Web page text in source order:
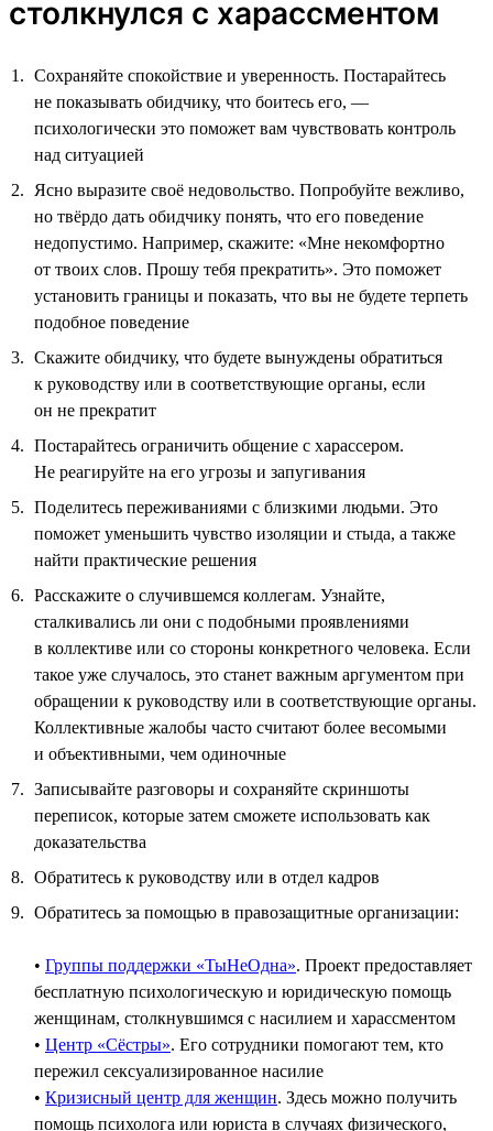
столкнулся с харассментом
Сохраняйте спокойствие и уверенность. Постарайтесь
не показывать обидчику, что боитесь его, —
психологически это поможет вам чувствовать контроль
над ситуацией
Ясно выразите своё недовольство. Попробуйте вежливо,
но твёрдо дать обидчику понять, что его поведение
недопустимо. Например, скажите: «Мне некомфортно
от твоих слов. Прошу тебя прекратить». Это поможет
установить границы и показать, что вы не будете терпеть
подобное поведение
Скажите обидчику, что будете вынуждены обратиться
к руководству или в соответствующие органы, если
он не прекратит
Постарайтесь ограничить общение с харассером.
Не реагируйте на его угрозы и запугивания
Поделитесь переживаниями с близкими людьми. Это
поможет уменьшить чувство изоляции и стыда, а также
найти практические решения
Расскажите о случившемся коллегам. Узнайте,
сталкивались ли они с подобными проявлениями
в коллективе или со стороны конкретного человека. Если
такое уже случалось, это станет важным аргументом при
обращении к руководству или в соответствующие органы.
Коллективные жалобы часто считают более весомыми
и объективными, чем одиночные
Записывайте разговоры и сохраняйте скриншоты
переписок, которые затем сможете использовать как
доказательства
Обратитесь к руководству или в отдел кадров
Обратитесь за помощью в правозащитные организации:
• Группы поддержки «ТыНеОдна». Проект предоставляет
бесплатную психологическую и юридическую помощь
женщинам, столкнувшимся с насилием и харассментом
• Центр «Сёстры». Его сотрудники помогают тем, кто
пережил сексуализированное насилие
• Кризисный центр для женщин. Здесь можно получить
помощь психолога или юриста в случаях физического,